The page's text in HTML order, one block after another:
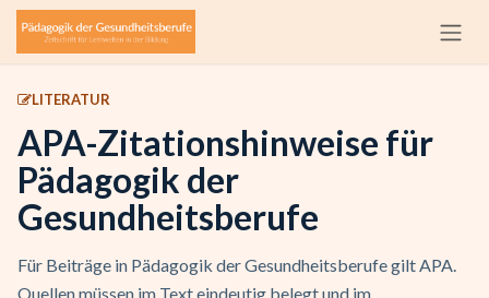
Zum Inhalt springen
LITERATUR
APA-Zitationshinweise für
Pädagogik der
Gesundheitsberufe
Für Beiträge in Pädagogik der Gesundheitsberufe gilt APA.
Quellen müssen im Text eindeutig belegt und im